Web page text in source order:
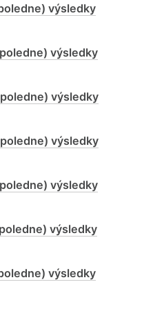
výsledky
výsledky
výsledky
výsledky
výsledky
výsledky
výsledky